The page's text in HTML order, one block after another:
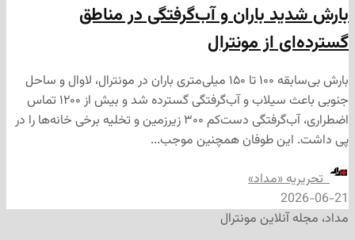
باران و آب‌گرفتگی در مناطق
از مونترال
بارش بی‌سابقه ۱۰۰ تا ۱۵۰ میلی‌متری باران در مونترال، لاوال و ساحل
جنوبی باعث سیلاب و آب‌گرفتگی گسترده شد و بیش از ۱۲۰۰ تماس
اضطراری، آب‌گرفتگی دست‌کم ۳۰۰ زیرزمین و تخلیه برخی خانه‌ها را در
طوفان همچنین موجب...
«مداد»
مونترال